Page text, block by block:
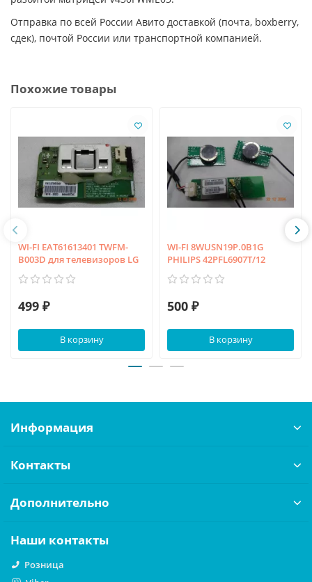
Отправка по всей России Авито доставкой (почта, boxberry,
сдек), почтой России или транспортной компанией.
Похожие товары
WI-FI EAT61613401 TWFM-
B003D для телевизоров LG
499 ₽
В корзину
WI-FI 8WUSN19P.0B1G
PHILIPS 42PFL6907T/12
500 ₽
В корзину
Информация
Контакты
Дополнительно
Наши контакты
Розница